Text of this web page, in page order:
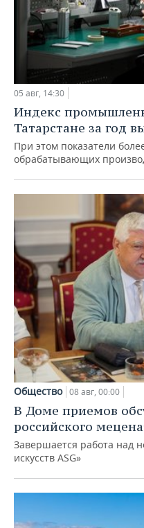
05 авг, 14:30
Индекс
Татарстане за год
При этом показатели
обрабатывающих
Общество 08 авг, 00:00
В Доме приемов
российского
Завершается работа над
искусств ASG»